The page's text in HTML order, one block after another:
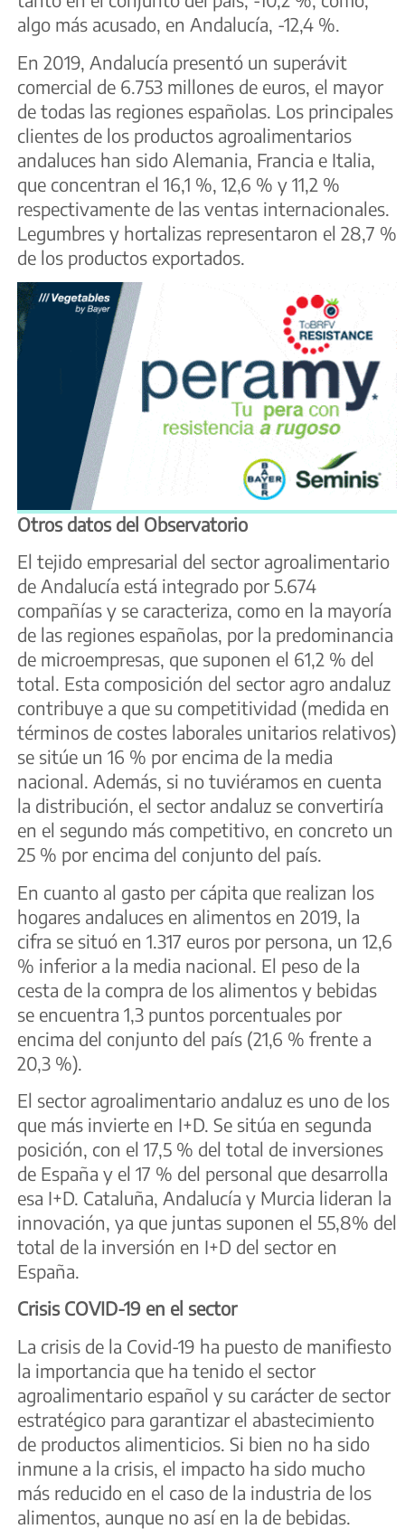
algo más acusado, en Andalucía, -12,4 %.
En 2019, Andalucía presentó un superávit
comercial de 6.753 millones de euros, el mayor
de todas las regiones españolas. Los principales
clientes de los productos agroalimentarios
andaluces han sido Alemania, Francia e Italia,
que concentran el 16,1 %, 12,6 % y 11,2 %
respectivamente de las ventas internacionales.
Legumbres y hortalizas representaron el 28,7 %
de los productos exportados.
Otros datos del Observatorio
El tejido empresarial del sector agroalimentario
de Andalucía está integrado por 5.674
compañías y se caracteriza, como en la mayoría
de las regiones españolas, por la predominancia
de microempresas, que suponen el 61,2 % del
total. Esta composición del sector agro andaluz
contribuye a que su competitividad (medida en
términos de costes laborales unitarios relativos)
se sitúe un 16 % por encima de la media
nacional. Además, si no tuviéramos en cuenta
la distribución, el sector andaluz se convertiría
en el segundo más competitivo, en concreto un
25 % por encima del conjunto del país.
En cuanto al gasto per cápita que realizan los
hogares andaluces en alimentos en 2019, la
cifra se situó en 1.317 euros por persona, un 12,6
% inferior a la media nacional. El peso de la
cesta de la compra de los alimentos y bebidas
se encuentra 1,3 puntos porcentuales por
encima del conjunto del país (21,6 % frente a
20,3 %).
El sector agroalimentario andaluz es uno de los
que más invierte en I+D. Se sitúa en segunda
posición, con el 17,5 % del total de inversiones
de España y el 17 % del personal que desarrolla
esa I+D. Cataluña, Andalucía y Murcia lideran la
innovación, ya que juntas suponen el 55,8% del
total de la inversión en I+D del sector en
España.
Crisis COVID-19 en el sector
La crisis de la Covid-19 ha puesto de manifiesto
la importancia que ha tenido el sector
agroalimentario español y su carácter de sector
estratégico para garantizar el abastecimiento
de productos alimenticios. Si bien no ha sido
inmune a la crisis, el impacto ha sido mucho
más reducido en el caso de la industria de los
alimentos, aunque no así en la de bebidas.